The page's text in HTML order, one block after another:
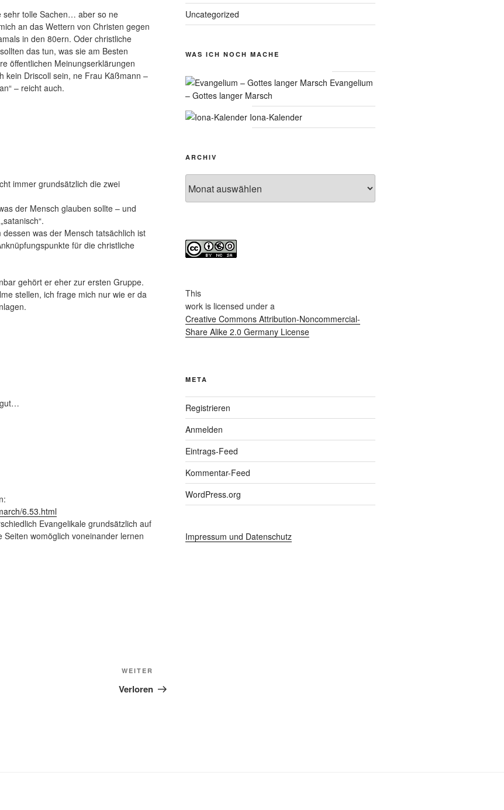
sehr tolle Sachen… aber so ne
an das Wettern von Christen gegen
in den 80ern. Oder christliche
das tun, was sie am Besten
öffentlichen Meinungserklärungen
kein Driscoll sein, ne Frau Käßmann –
– reicht auch.
immer grundsätzlich die zwei
der Mensch glauben sollte – und
was der Mensch tatsächlich ist
für die christliche
gehört er eher zur ersten Gruppe.
stellen, ich frage mich nur wie er da
6.53.html
Evangelikale grundsätzlich auf
Seiten womöglich voneinander lernen
Beitrag
WEITER
Verloren
Uncategorized
WAS ICH NOCH MACHE
Evangelium
– Gottes langer Marsch
Iona-Kalender
ARCHIV
This
workis licensed under a
Creative Commons Attribution-Noncommercial-
Share Alike 2.0 Germany License
META
Registrieren
Anmelden
Eintrags-Feed
Kommentar-Feed
WordPress.org
Impressum und Datenschutz